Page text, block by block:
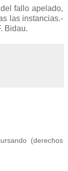
fallo apelado,
las instancias.-
Bidau.
(derechos